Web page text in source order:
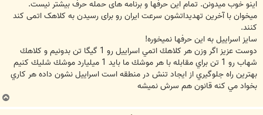
اینو خوب میدونن. تمام این حرفها و برنامه های حمله حرف بیشتر نیست.
میخوان با آخرین تهدیداتشون سرعت ایران رو برای رسیدن به کلاهک اتمی کند
کنند.
سایز اسراییل به این حرفها نمیخوره!
دوست عزيز اگر وزن هر كلاهك اتمي اسراييل رو 1 گيگا تن بدونيم و كلاهك
شهاب رو 1 تن براي مقابله با هر موشك ما بايد 1 ميليارد موشك شليك كنيم
بهترين راه جلوگيري از ايجاد تنش در منطقه است اسراييل نشون داده هر كاري
بخواد مي كنه قانون هم سرش نميشه
ب
ا